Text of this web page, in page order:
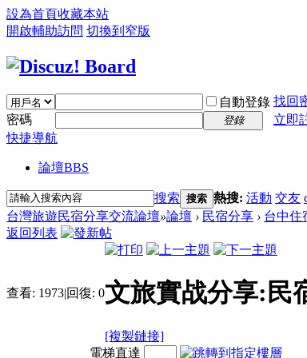
設為首頁收藏本站
開啟輔助訪問 切換到窄版
自動登錄 找回
密碼
登錄
立即
快捷導航
論壇BBS
搜索 搜索 熱搜: 活動 交友
台灣旅遊民宿分享交流論壇»論壇 › 民宿分享 › 台中住
返回列表
查看: 1973|回復: 0文旅實战分享:民
[複製鏈接]
電梯直達